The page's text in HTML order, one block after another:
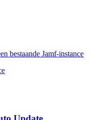
bestaande Jamf-instance